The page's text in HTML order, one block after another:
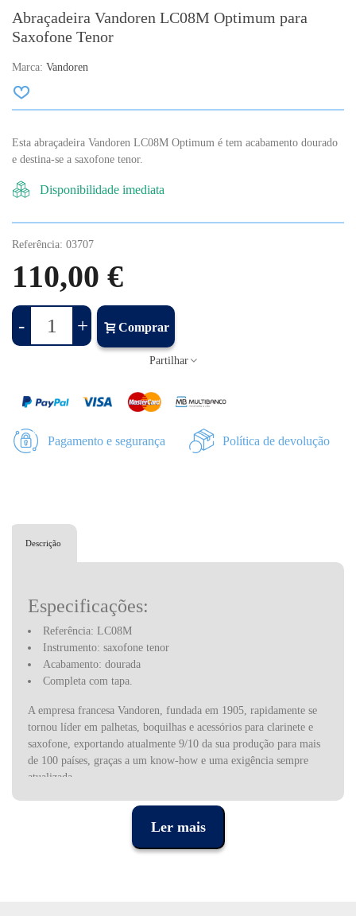
Abraçadeira Vandoren LC08M Optimum para
Saxofone Tenor
Marca: Vandoren
Esta abraçadeira Vandoren LC08M Optimum é tem acabamento dourado
e destina-se a saxofone tenor.
Disponibilidade imediata
Referência: 03707
110,00 €
- + Comprar
Partilhar
Pagamento e segurança Política de devolução
Descrição
Especificações:
Referência: LC08M
Instrumento: saxofone tenor
Acabamento: dourada
Completa com tapa.
A empresa francesa Vandoren, fundada em 1905, rapidamente se
tornou líder em palhetas, boquilhas e acessórios para clarinete e
saxofone, exportando atualmente 9/10 da sua produção para mais
de 100 países, graças a um know-how e uma exigência sempre
atualizada.
nos Concertos de Colonne, continuada por seu filho clarinetista
Robert Van Doren e depois por Bernard Van Doren, o seu atual
Ler mais